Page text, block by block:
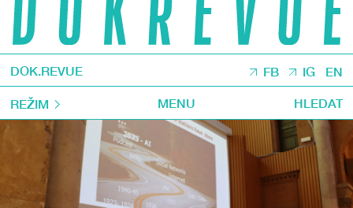
DOK.REVUE FB IG EN
REŽIM MENU HLEDAT